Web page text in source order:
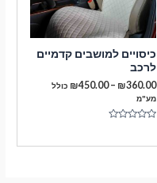
כיסויים למושבים קדמיים
לרכב
₪360.00
–
₪450.00
טווח
כולל
מע"מ
מתוך